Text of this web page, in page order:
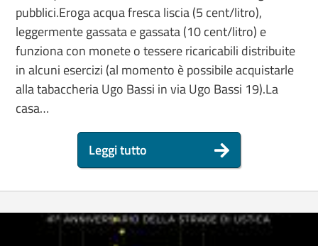
pubblici.Eroga acqua fresca liscia (5 cent/litro),
leggermente gassata e gassata (10 cent/litro) e
funziona con monete o tessere ricaricabili distribuite
in alcuni esercizi (al momento è possibile acquistarle
alla tabaccheria Ugo Bassi in via Ugo Bassi 19).La
casa…
Leggi tutto